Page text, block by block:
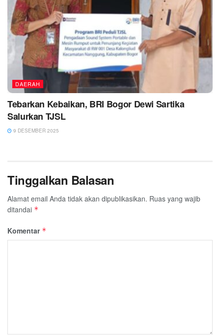
DAERAH
Tebarkan Kebaikan, BRI Bogor Dewi Sartika
Salurkan TJSL
9 DESEMBER 2025
Tinggalkan Balasan
Alamat email Anda tidak akan dipublikasikan. Ruas yang wajib
ditandai *
Komentar *